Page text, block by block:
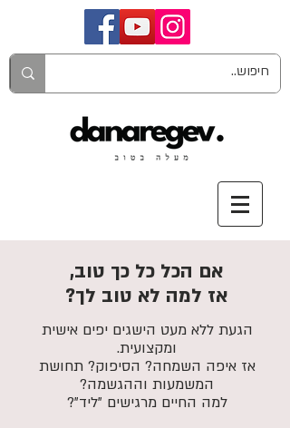
אם הכל כל כך טוב,
אז למה לא טוב לך?
הגעת ללא מעט הישגים יפים אישית
ומקצועית.
אז איפה השמחה? הסיפוק? תחושת
המשמעות וההגשמה?
למה החיים מרגישים "ליד"?